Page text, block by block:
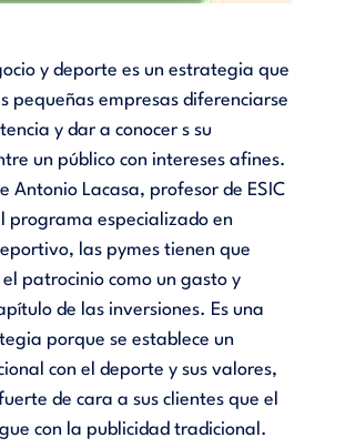
y deporte es un estrategia que
pequeñas empresas diferenciarse
y dar a conocer s su
un público con intereses afines.
Antonio Lacasa, profesor de ESIC
programa especializado en
las pymes tienen que
patrocinio como un gasto y
de las inversiones. Es una
porque se establece un
con el deporte y sus valores,
de cara a sus clientes que el
con la publicidad tradicional.